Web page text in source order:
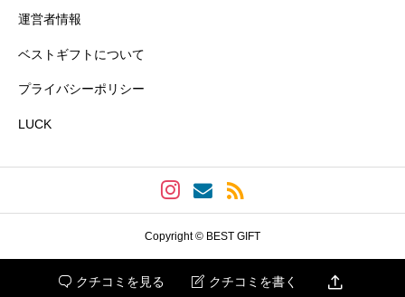
知名度
星の数をお選びください
運営者情報
ベストギフトについて
プライバシーポリシー
LUCK
Copyright © BEST GIFT
 クチコミを見る  クチコミを書く 